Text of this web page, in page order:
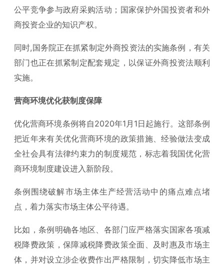
公平竞争参与政府采购活动；国家保护外国投资者和外
商投资企业的知识产权。
同时,国务院正在抓紧制定外商投资法的实施条例，有关
部门也正在抓紧制定配套规定，以保证外商投资法顺利
实施。
营商环境优化获制度保障
优化营商环境条例将自2020年1月1日起施行。这部条例
把近年来有关优化营商环境的政策措施、经验做法变成
全社会具有法律约束力的制度规范，标志着我国优化营
商环境制度建设进入新阶段。
条例围绕破解市场主体生产经营活动中的痛点难点堵
点，着力落实市场主体公平待遇。
比如，条例明确各地区、各部门应严格落实国家各项减
税降费政策，保障减税降费政策全面、及时惠及市场主
体，并对设立涉企收费作出严格限制，切实降低市场主